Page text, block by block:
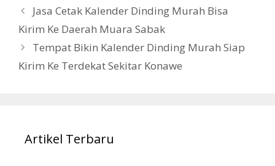
Jasa Cetak Kalender Dinding Murah Bisa
Kirim Ke Daerah Muara Sabak
Tempat Bikin Kalender Dinding Murah Siap
Kirim Ke Terdekat Sekitar Konawe
Artikel Terbaru